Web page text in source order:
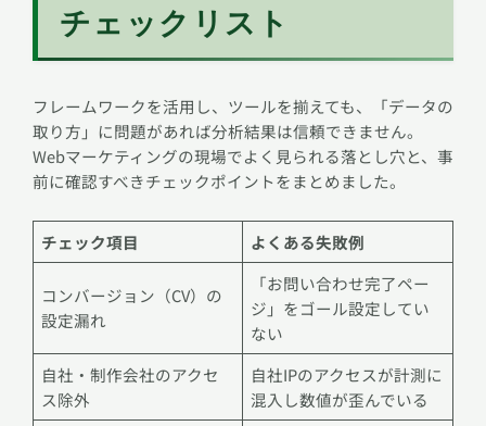
チェックリスト
フレームワークを活用し、ツールを揃えても、「データの
取り方」に問題があれば分析結果は信頼できません。
Webマーケティングの現場でよく見られる落とし穴と、事
前に確認すべきチェックポイントをまとめました。
チェック項目 よくある失敗例
コンバージョン（CV）の
設定漏れ
「お問い合わせ完了ペー
ジ」をゴール設定してい
ない
自社・制作会社のアクセ
ス除外
自社IPのアクセスが計測に
混入し数値が歪んでいる